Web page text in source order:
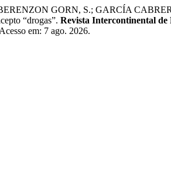
GORN, S.; GARCÍA
“drogas”. Revista Intercontinental de
em: 7 ago. 2026.